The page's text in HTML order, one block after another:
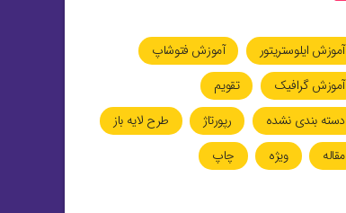
آموزش ایلوستریتور
آموزش فتوشاپ
آموزش گرافیک
تقویم
دسته بندی نشده
رپورتاژ
طرح لایه باز
مقاله
ویژه چاپ